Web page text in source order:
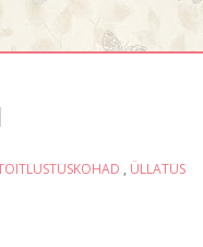
, ÜLLATUS